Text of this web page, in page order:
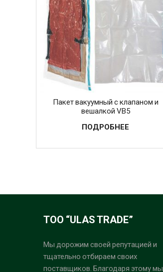
Пакет вакуумный с клапаном и
вешалкой VB5
ПОДРОБНЕЕ
ТОО “ULAS TRADE”
Мы дорожим своей репутацией и
тщательно отбираем своих
поставщиков. Благодаря этому мы